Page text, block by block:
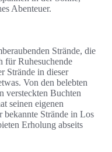
Abenteuer.
Strände, die
für Ruhesuchende
Strände in dieser
Von den belebten
versteckten Buchten
seinen eigenen
Strände in Los
Erholung abseits